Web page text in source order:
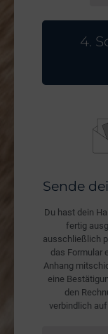
4.
Sende
Du hast dein
fertig
ausschließlich
das Formular
Anhang
eine
den
verbindlich